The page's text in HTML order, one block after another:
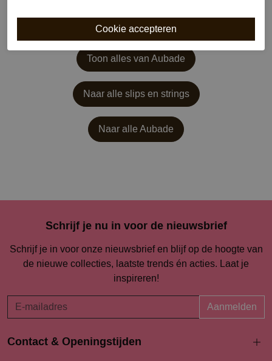
Toon alles van Aubade
Naar alle slips en strings
Naar alleAubade
Schrijf je nu in voor de nieuwsbrief
Schrijf je in voor onze nieuwsbrief en blijf op de hoogte van
de nieuwe collecties, laatste trends én acties. Laat je
inspireren!
Aanmelden
Contact & Openingstijden